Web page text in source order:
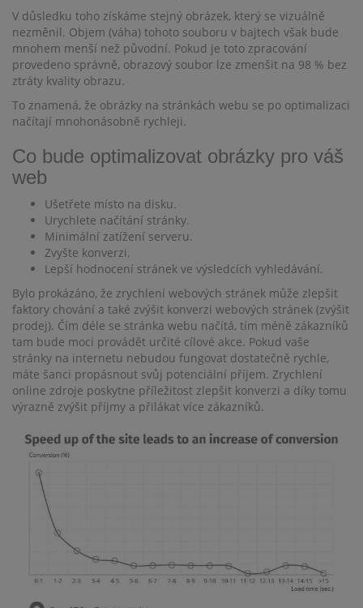
V důsledku toho získáme stejný obrázek, který se vizuálně
nezměnil. Objem (váha) tohoto souboru v bajtech však bude
mnohem menší než původní. Pokud je toto zpracování
provedeno správně, obrazový soubor lze zmenšit na 98 % bez
ztráty kvality obrazu.
To znamená, že obrázky na stránkách webu se po optimalizaci
načítají mnohonásobně rychleji.
Co bude optimalizovat obrázky pro váš
web
Ušetřete místo na disku.
Urychlete načítání stránky.
Minimální zatížení serveru.
Zvyšte konverzi.
Lepší hodnocení stránek ve výsledcích vyhledávání.
Bylo prokázáno, že zrychlení webových stránek může zlepšit
faktory chování a také zvýšit konverzi webových stránek (zvýšit
prodej). Čím déle se stránka webu načítá, tím méně zákazníků
tam bude moci provádět určité cílové akce. Pokud vaše
stránky na internetu nebudou fungovat dostatečně rychle,
máte šanci propásnout svůj potenciální příjem. Zrychlení
online zdroje poskytne příležitost zlepšit konverzi a díky tomu
výrazně zvýšit příjmy a přilákat více zákazníků.